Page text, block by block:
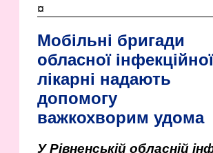
¤
Мобільні бригади
обласної інфекційної
лікарні надають
допомогу
важкохворим удома
У Рівненській обласній